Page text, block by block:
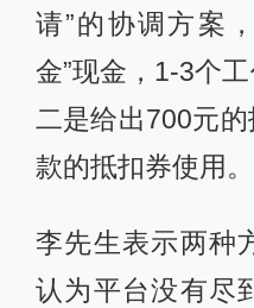
请”的协调方案
金”现金，1-3个
二是给出700元
款的抵扣券使用。
李先生表示两种
认为平台没有尽